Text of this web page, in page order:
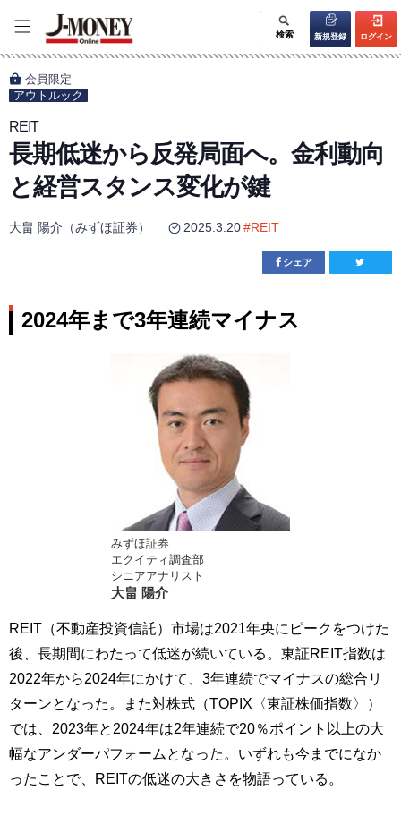
検索 新規登録 ログイン
会員限定
アウトルック
REIT
長期低迷から反発局面へ。金利動向
と経営スタンス変化が鍵
大畠 陽介（みずほ証券） 2025.3.20#REIT
シェア
2024年まで3年連続マイナス
みずほ証券
エクイティ調査部
シニアアナリスト
大畠 陽介
REIT（不動産投資信託）市場は2021年央にピークをつけた
後、長期間にわたって低迷が続いている。東証REIT指数は
2022年から2024年にかけて、3年連続でマイナスの総合リ
ターンとなった。また対株式（TOPIX〈東証株価指数〉）
では、2023年と2024年は2年連続で20％ポイント以上の大
幅なアンダーパフォームとなった。いずれも今までになか
ったことで、REITの低迷の大きさを物語っている。